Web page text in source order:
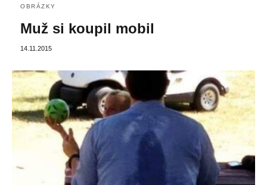
OBRÁZKY
Muž si koupil mobil
14.11.2015